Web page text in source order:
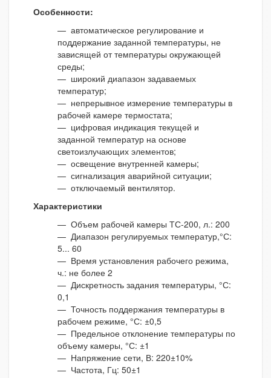
Особенности:
— автоматическое регулирование и
поддержание заданной температуры, не
зависящей от температуры окружающей
среды;
— широкий диапазон задаваемых
температур;
— непрерывное измерение температуры в
рабочей камере термостата;
— цифровая индикация текущей и
заданной температур на основе
светоизлучающих элементов;
— освещение внутренней камеры;
— сигнализация аварийной ситуации;
— отключаемый вентилятор.
Характеристики
— Объем рабочей камеры ТС-200, л.: 200
— Диапазон регулируемых температур,°С:
5... 60
— Время установления рабочего режима,
ч.: не более 2
— Дискретность задания температуры, °С:
0,1
— Точность поддержания температуры в
рабочем режиме, °С: ±0,5
— Предельное отклонение температуры по
объему камеры, °С: ±1
— Напряжение сети, В: 220±10%
— Частота, Гц: 50±1